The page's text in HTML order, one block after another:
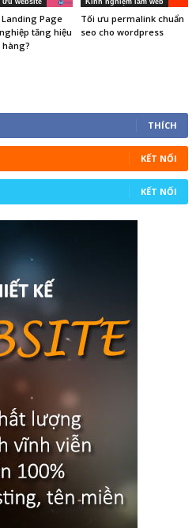
ưu website
Landing Page
tăng hiệu
hàng?
Kinh nghiệm làm web
Tối ưu permalink chuẩn
seo cho wordpress
THÍCH
KẾT NỐI
KẾT NỐI